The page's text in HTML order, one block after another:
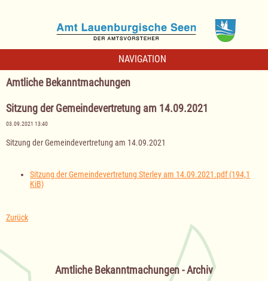
NAVIGATION
Amtliche Bekanntmachungen
Sitzung der Gemeindevertretung am 14.09.2021
03.09.2021 13:40
Sitzung der Gemeindevertretung am 14.09.2021
Sitzung der Gemeindevertretung Sterley am 14.09.2021.pdf(194,1
KiB)
Zurück
Amtliche Bekanntmachungen - Archiv